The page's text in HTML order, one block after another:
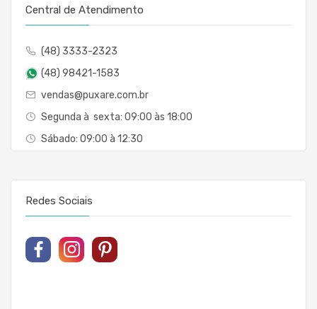
Central de Atendimento
(48) 3333-2323
(48) 98421-1583
vendas@puxare.com.br
Segunda à sexta: 09:00 às 18:00
Sábado: 09:00 à 12:30
Redes Sociais